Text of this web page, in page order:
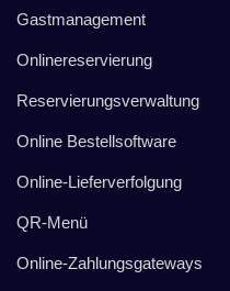
Gastmanagement
Onlinereservierung
Reservierungsverwaltung
Online Bestellsoftware
Online-Lieferverfolgung
QR-Menü
Online-Zahlungsgateways